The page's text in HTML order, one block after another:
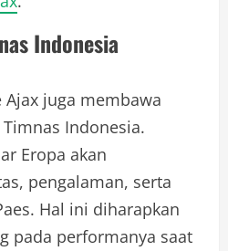
Indonesia
Ajax juga membawa
Indonesia.
Eropa akan
pengalaman, serta
Hal ini diharapkan
pada performanya saat